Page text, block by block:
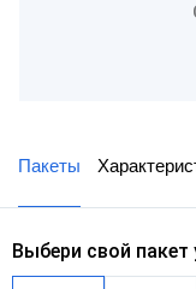
Пакеты
Выбери свой пакет